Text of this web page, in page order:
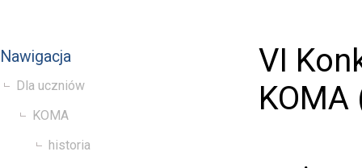
Nawigacja
Dla uczniów
KOMA
historia
VI
KOMA